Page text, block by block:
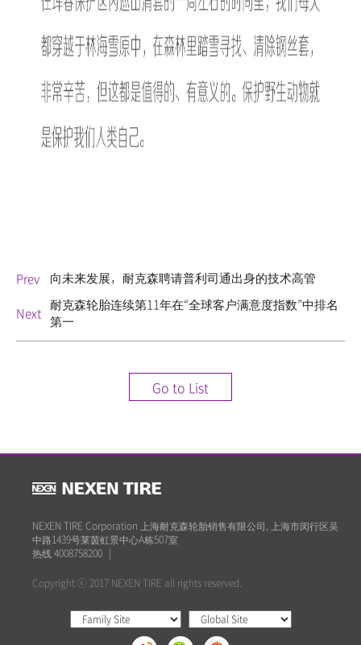
Prev
向未来发展，耐克森聘请普利司通出身的技术高管
Next 耐克森轮胎连续第11年在“全球客户满意度指数”中排名
第一
Go to List
NEXEN TIRE Corporation 上海耐克森轮胎销售有限公司, 上海市闵行区吴
中路1439号莱茵虹景中心A栋507室
热线 4008758200
Copyright ⓒ 2017 NEXEN TIRE all rights reserved.